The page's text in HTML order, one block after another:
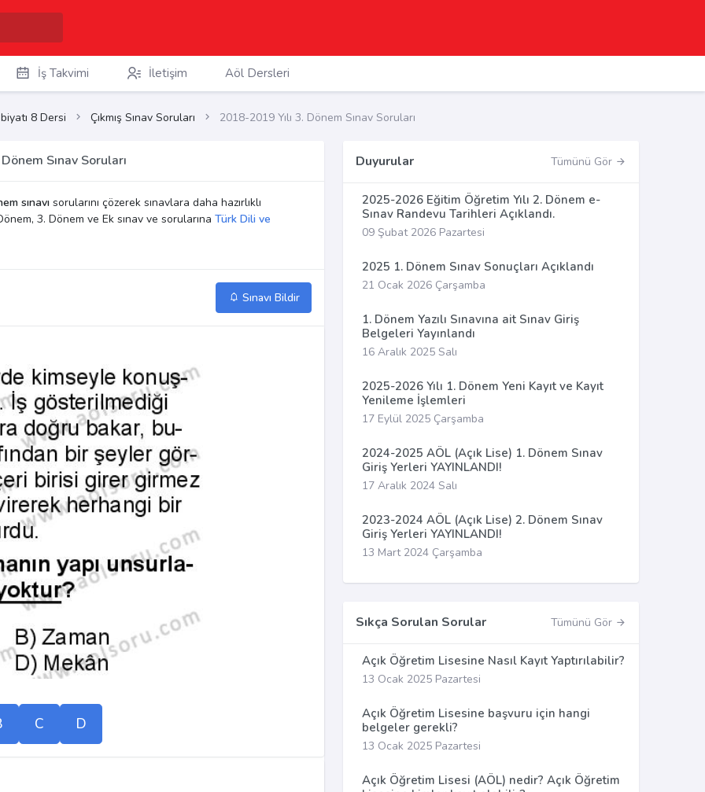
İş Takvimi İletişim Aöl Dersleri
8 Dersi Çıkmış Sınav Soruları 2018-2019 Yılı 3. Dönem Sınav Soruları
Sınav Soruları
sınavı sorularını çözerek sınavlara daha hazırlıklı
3. Dönem ve Ek sınav ve sorularına Türk Dili ve
Sınavı Bildir
C D
Duyurular Tümünü Gör
2025-2026 Eğitim Öğretim Yılı 2. Dönem e-
Sınav Randevu Tarihleri Açıklandı.
09 Şubat 2026 Pazartesi
2025 1. Dönem Sınav Sonuçları Açıklandı
21 Ocak 2026 Çarşamba
1. Dönem Yazılı Sınavına ait Sınav Giriş
Belgeleri Yayınlandı
16 Aralık 2025 Salı
2025-2026 Yılı 1. Dönem Yeni Kayıt ve Kayıt
Yenileme İşlemleri
17 Eylül 2025 Çarşamba
2024-2025 AÖL (Açık Lise) 1. Dönem Sınav
Giriş Yerleri YAYINLANDI!
17 Aralık 2024 Salı
2023-2024 AÖL (Açık Lise) 2. Dönem Sınav
Giriş Yerleri YAYINLANDI!
13 Mart 2024 Çarşamba
Sıkça Sorulan Sorular Tümünü Gör
Açık Öğretim Lisesine Nasıl Kayıt Yaptırılabilir?
13 Ocak 2025 Pazartesi
Açık Öğretim Lisesine başvuru için hangi
belgeler gerekli?
13 Ocak 2025 Pazartesi
Açık Öğretim Lisesi (AÖL) nedir? Açık Öğretim